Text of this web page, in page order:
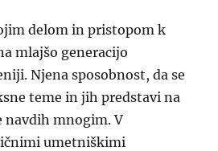
delom in pristopom k
mlajšo generacijo
Njena sposobnost, da se
teme in jih predstavi na
navdih mnogim. V
umetniškimi